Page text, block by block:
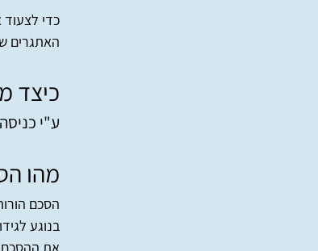
כדי
האתגרים
כיצד
ע"י
מהו
הסכם
בנוגע